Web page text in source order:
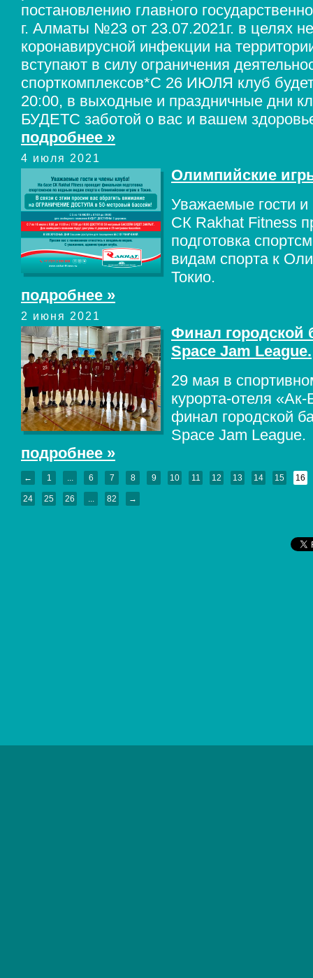
постановлению главного
г. Алматы №23 от 23.07.2021г. в целях
коронавирусной инфекции на
вступают в силу ограничения
спорткомплексов*С 26 ИЮЛЯ клуб
20:00, в выходные и праздничные дни
БУДЕТС заботой о вас и вашем
подробнее »
4 июля 2021
Олимпийские
Уважаемые гости
СК Rakhat Fitness
подготовка
видам спорта к
Токио.
подробнее »
2 июня 2021
Финал городской
Space Jam League.
29 мая в
курорта-отеля
финал городской
Space Jam League.
подробнее »
← 1 ... 6 7 8 9 10 11 12 13 14 15 16
24 25 26 ... 82 →